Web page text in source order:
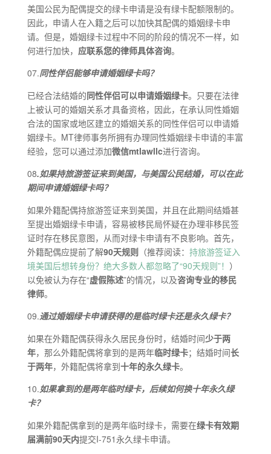
美国公民为配偶提交的绿卡申请是没有绿卡配额限制的。
因此，申请人在入籍之后可以加快其配偶的婚姻绿卡申
请。但是，婚姻绿卡过程中不同的阶段的情况不一样，如
何进行加快， 应联系您的律师具体咨询。
07.同性伴侣能够申请婚姻绿卡吗？
已经合法结婚的同性伴侣可以申请婚姻绿卡。只要在法律
上被认可的婚姻关系才具备资格，因此，在承认同性婚姻
合法的国家或地区建立的婚姻关系的同性伴侣可以申请婚
姻绿卡。MT律师事务所拥有办理同性婚姻绿卡申请的丰富
经验，您可以通过添加微信mtlawllc进行咨询。
08.如果持旅游签证来到美国，与美国公民结婚，可以在此
期间申请婚姻绿卡吗？
如果外籍配偶持旅游签证来到美国，并且在此期间结婚甚
至提出婚姻绿卡申请，容易被移民局怀疑在办理非移民签
证时存在移民意图，从而对绿卡申请有不良影响。首先，
外籍配偶应提前了解90天规则（推荐阅读： 持旅游签证入
境美国后想转身份？绝大多数人都忽略了“90天规则”！ ）
以免被认为存在“虚假陈述”的情况，以及咨询专业的移民
律师。
09.通过婚姻绿卡申请获得的是临时绿卡还是永久绿卡？
如果在外籍配偶获得永久居民身份时，结婚时间少于两
年，那么外籍配偶将拿到的是两年临时绿卡；结婚时间长
于两年，外籍配偶将拿到十年的永久绿卡。
10.如果拿到的是两年临时绿卡，后续如何换十年永久绿
卡？
如果外籍配偶拿到的是两年临时绿卡，需要在绿卡有效期
届满前90天内提交I-751永久绿卡申请。